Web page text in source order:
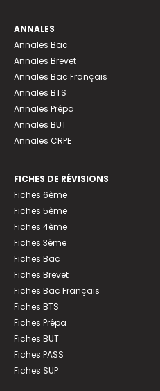
ANNALES
Annales Bac
Annales Brevet
Annales Bac Français
Annales BTS
Annales Prépa
Annales BUT
Annales CRPE
FICHES DE RÉVISIONS
Fiches 6ème
Fiches 5ème
Fiches 4ème
Fiches 3ème
Fiches Bac
Fiches Brevet
Fiches Bac Français
Fiches BTS
Fiches Prépa
Fiches BUT
Fiches PASS
Fiches SUP